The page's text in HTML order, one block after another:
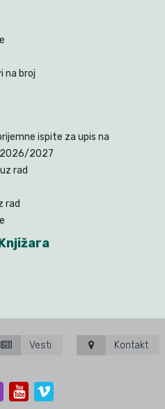
na broj
ispite za upis na
2027
rad
rad
Vesti Kontakt